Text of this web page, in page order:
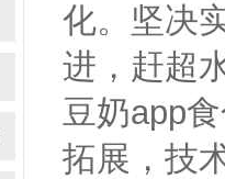
化。坚
进，赶超
豆奶app
拓展，